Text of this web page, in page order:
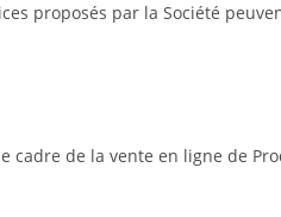
proposés par la Société
de la vente en ligne de